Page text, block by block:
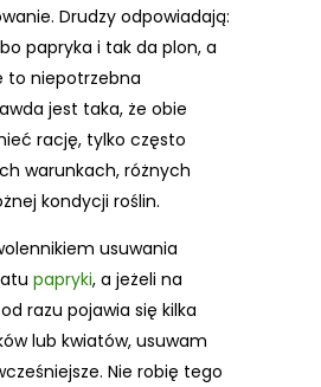
Drudzy odpowiadają:
papryka i tak da plon, a
to niepotrzebna
jest taka, że obie
rację, tylko często
warunkach, różnych
kondycji roślin.
usuwania
papryki, a jeżeli na
razu pojawia się kilka
lub kwiatów, usuwam
Nie robię tego